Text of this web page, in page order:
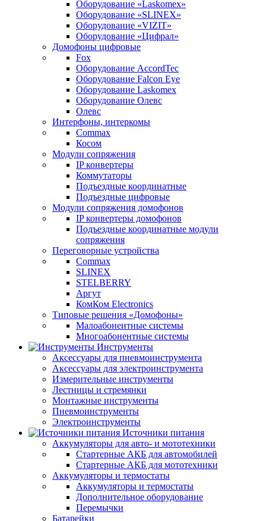
Оборудование «Laskomex»
Оборудование «SLINEX»
Оборудование «VIZIT»
Оборудование «Цифрал»
Домофоны цифровые
Fox
Оборудование AccordTec
Оборудование Falcon Eye
Оборудование Laskomex
Оборудование Олевс
Олевс
Интерфоны, интеркомы
Commax
Косом
Модули сопряжения
IP конвертеры
Коммутаторы
Подъездные координатные
Подъездные цифровые
Модули сопряжения домофонов
IP конвертеры домофонов
Подъездные координатные модули
сопряжения
Переговорные устройства
Commax
SLINEX
STELBERRY
Аргут
КомКом Electronics
Типовые решения «Домофоны»
Малоабонентные системы
Многоабонентные системы
Инструменты
Аксессуары для пневмоинструмента
Аксессуары для электроинструмента
Измерительные инструменты
Лестницы и стремянки
Монтажные инструменты
Пневмоинструменты
Электроинструменты
Источники питания
Аккумуляторы для авто- и мототехники
Стартерные АКБ для автомобилей
Стартерные АКБ для мототехники
Аккумуляторы и термостаты
Аккумуляторы и термостаты
Дополнительное оборудование
Перемычки
Батарейки